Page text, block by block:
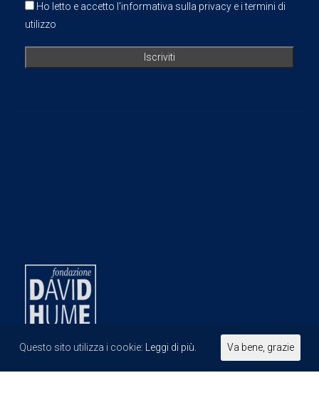
Ho letto e accetto l'informativa sulla privacy e i termini di
utilizzo
Questo sito utilizza i cookie: Leggi di più. Va bene, grazie